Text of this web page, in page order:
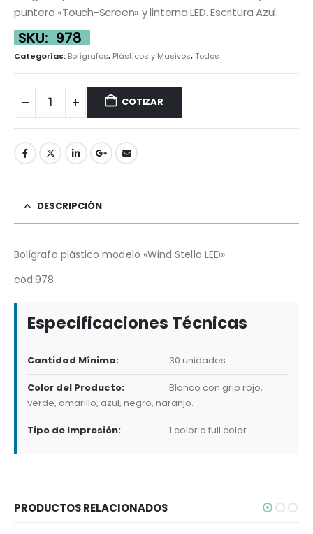
puntero «Touch-Screen» y linterna LED. Escritura Azul.
SKU: 978
Categorías: Bolígrafos, Plásticos y Masivos,Todos
COTIZAR
DESCRIPCIÓN
Bolígrafo plástico modelo «Wind Stella LED».
cod:978
Especificaciones Técnicas
Cantidad Mínima: 30 unidades.
Color del Producto:
Blanco con grip rojo,
verde, amarillo, azul, negro, naranjo.
Tipo de Impresión: 1 color o full color.
PRODUCTOS RELACIONADOS